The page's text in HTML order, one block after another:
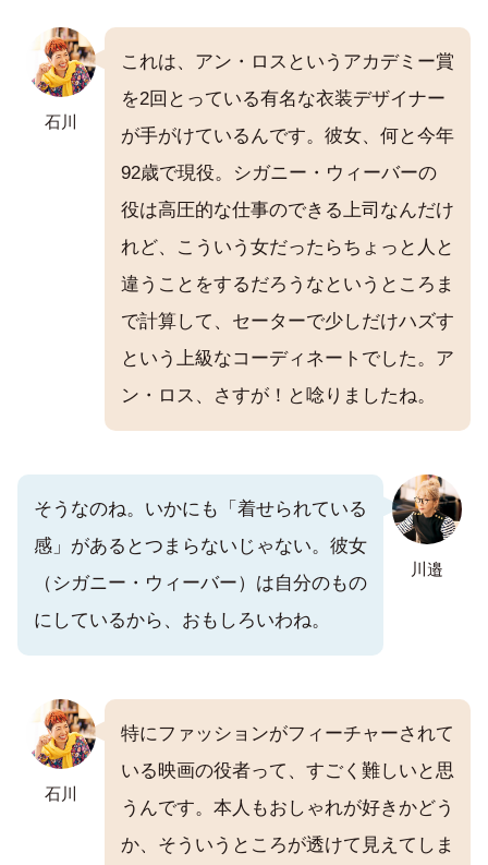
石川
これは、アン・ロスというアカデミー賞
を2回とっている有名な衣装デザイナー
が手がけているんです。彼女、何と今年
92歳で現役。シガニー・ウィーバーの
役は高圧的な仕事のできる上司なんだけ
れど、こういう女だったらちょっと人と
違うことをするだろうなというところま
で計算して、セーターで少しだけハズす
という上級なコーディネートでした。ア
ン・ロス、さすが！と唸りましたね。
川邉
そうなのね。いかにも「着せられている
感」があるとつまらないじゃない。彼女
（シガニー・ウィーバー）は自分のもの
にしているから、おもしろいわね。
石川
特にファッションがフィーチャーされて
いる映画の役者って、すごく難しいと思
うんです。本人もおしゃれが好きかどう
か、そういうところが透けて見えてしま